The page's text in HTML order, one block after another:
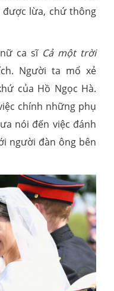
lừa, chứ thông
ca sĩ Cả một trời
Người ta mổ xẻ
của Hồ Ngọc Hà.
chính những phụ
nói đến việc đánh
người đàn ông bên